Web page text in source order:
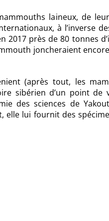
laineux, de
à l’inverse
2017 près de 80 tonnes
joncheraient
(après tout, les
sibérien d’un point de
des sciences de
lui fournit des